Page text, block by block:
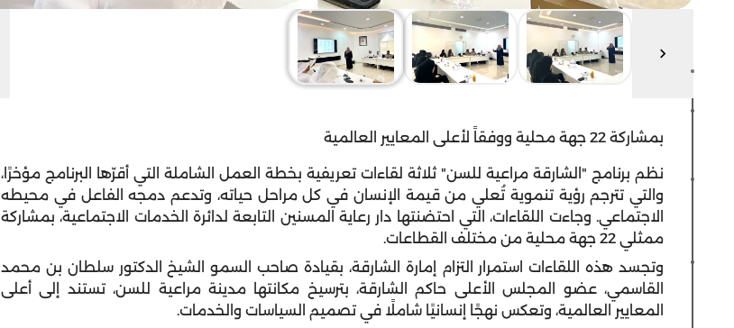
بمشاركة 22 جهة محلية ووفقاً لأعلى المعايير العالمية
نظم برنامج "الشارقة مراعية للسن" ثلاثة لقاءات تعريفية بخطة العمل الشاملة التي أقرّها البرنامج مؤخرًا،
والتي تترجم رؤية تنموية تُعلي من قيمة الإنسان في كل مراحل حياته، وتدعم دمجه الفاعل في محيطه
الاجتماعي. وجاءت اللقاءات، التي احتضنتها دار رعاية المسنين التابعة لدائرة الخدمات الاجتماعية، بمشاركة
ممثلي 22 جهة محلية من مختلف القطاعات.
وتجسد هذه اللقاءات استمرار التزام إمارة الشارقة، بقيادة صاحب السمو الشيخ الدكتور سلطان بن محمد
القاسمي، عضو المجلس الأعلى حاكم الشارقة، بترسيخ مكانتها مدينة مراعية للسن، تستند إلى أعلى
المعايير العالمية، وتعكس نهجًا إنسانيًا شاملًا في تصميم السياسات والخدمات.